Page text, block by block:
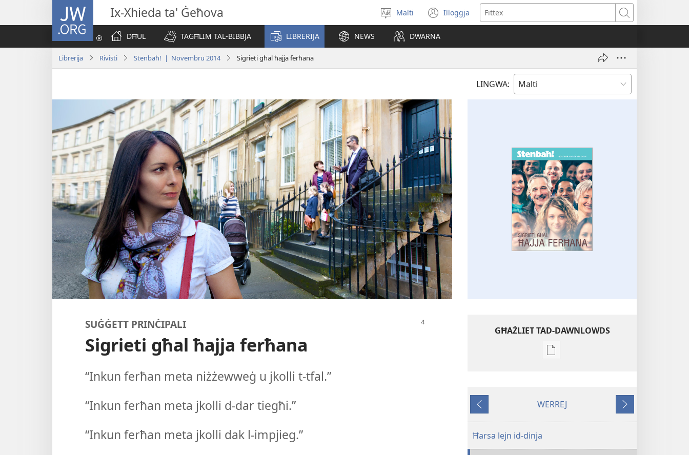
JW.ORG Ix-Xhieda ta' Ġeħova
Agħżel
il-
lingwa
Malti Illoggja
(opens
new
Fittex
DĦUL
TAGĦLIM TAL-BIBBJA LIBRERIJA NEWS DWARNA
Librerija Rivisti Stenbaħ! | Novembru 2014 Sigrieti għal ħajja ferħana
LINGWA:
SUĠĠETT PRINĊIPALI
Sigrieti għal ħajja ferħana
“Inkun ferħan meta niżżewweġ u jkolli t-​tfal.”
“Inkun ferħan meta jkolli d-​dar tiegħi.”
“Inkun ferħan meta jkolli dak l-​impjieg.”
GĦAŻLIET TAD-DAWNLOWDS
Għażliet
pubblikazzjonijiet
Ta'
qabel
WERREJ
Li
jmiss
Ħarsa lejn id-dinja